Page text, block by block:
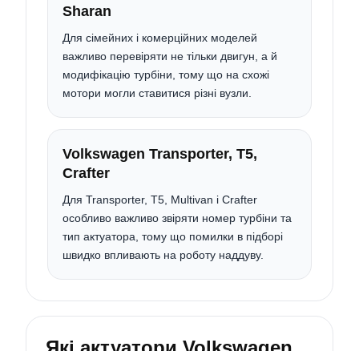
Sharan
Для сімейних і комерційних моделей
важливо перевіряти не тільки двигун, а й
модифікацію турбіни, тому що на схожі
мотори могли ставитися різні вузли.
Volkswagen Transporter, T5,
Crafter
Для Transporter, T5, Multivan і Crafter
особливо важливо звіряти номер турбіни та
тип актуатора, тому що помилки в підборі
швидко впливають на роботу наддуву.